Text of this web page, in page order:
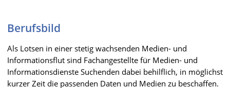
Berufsbild
Als Lotsen in einer stetig wachsenden Medien- und
Informationsflut sind Fachangestellte für Medien- und
Informationsdienste Suchenden dabei behilflich, in möglichst
kurzer Zeit die passenden Daten und Medien zu beschaffen.